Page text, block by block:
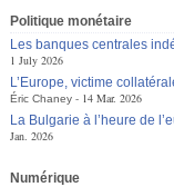
Politique monétaire
Les banques centrales
1 July 2026
L’Europe, victime
Éric Chaney
14 Mar. 2026
La Bulgarie à l’heure de
Jan. 2026
Numérique